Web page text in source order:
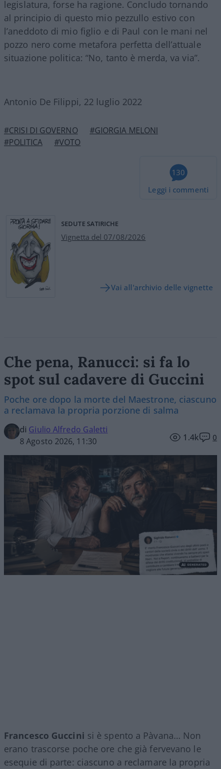
legislatura, forse ha ragione. Concludo tornando
al principio di questo mio pezzullo estivo con
l’aneddoto di mio figlio e di Paul con le mani nel
pozzo nero come metafora perfetta dell’attuale
situazione politica: “No, tanto è merda, va via”.
Antonio De Filippi, 22 luglio 2022
#CRISI DI GOVERNO
#GIORGIA MELONI
#POLITICA
#VOTO
130
Leggi i commenti
SEDUTE SATIRICHE
Vignetta del 07/08/2026
Vai all'archivio delle vignette
Che pena, Ranucci: si fa lo
spot sul cadavere di Guccini
Poche ore dopo la morte del Maestrone, ciascuno
a reclamava la propria porzione di salma
di Giulio Alfredo Galetti
8 Agosto 2026, 11:30
1.4k 0
Francesco Guccini si è spento a Pàvana… Non
erano trascorse poche ore che già fervevano le
esequie di parte: ciascuno a reclamare la propria